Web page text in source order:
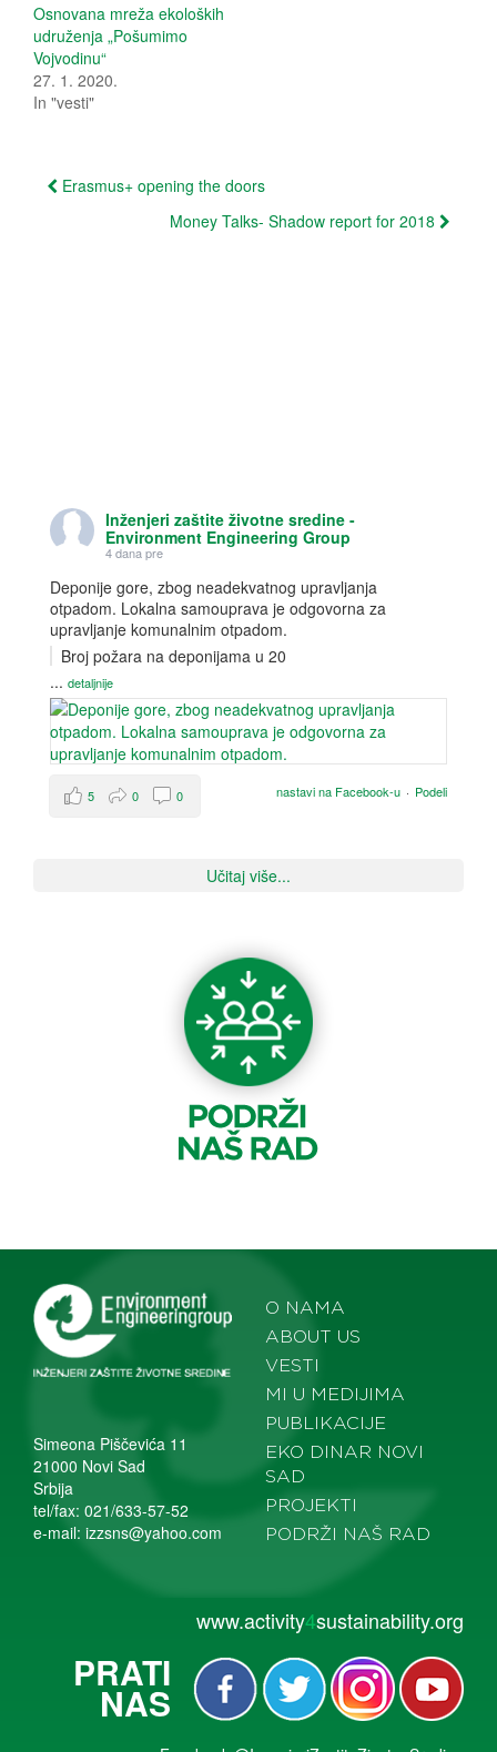
e
r
(
O
p
e
n
w
o
o
k
e
Osnovana mreža ekoloških
udruženja „Pošumimo
Vojvodinu“
27. 1. 2020.
In "vesti"
Post
navigation
Erasmus+ opening the doors
Money Talks- Shadow report for 2018
Inženjeri zaštite životne sredine -
Environment Engineering Group
4 dana pre
Deponije gore, zbog neadekvatnog upravljanja
otpadom. Lokalna samouprava je odgovorna za
upravljanje komunalnim otpadom.
Broj požara na deponijama u 20
... detaljnije
nastavi na Facebook-u · Podeli
5 0 0
Učitaj više...
Simeona Piščevića 11
21000 Novi Sad
Srbija
tel/fax: 021/633-57-52
e-mail: izzsns@yahoo.com
O NAMA
ABOUT US
VESTI
MI U MEDIJIMA
PUBLIKACIJE
EKO DINAR NOVI
SAD
PROJEKTI
PODRŽI NAŠ RAD
www.activity4sustainability.org
PRATI
NAS